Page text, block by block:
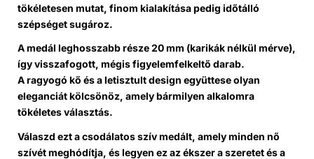
tökéletesen mutat, finom kialakítása pedig időtálló
szépséget sugároz.
A medál leghosszabb része 20 mm (karikák nélkül mérve),
így visszafogott, mégis figyelemfelkeltő darab.
A ragyogó kő és a letisztult design együttese olyan
eleganciát kölcsönöz, amely bármilyen alkalomra
tökéletes választás.
Válaszd ezt a csodálatosszív medált, amely minden nő
szívét meghódítja, és legyen ez az ékszer a szeretet és a